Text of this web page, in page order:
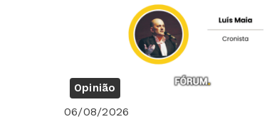
Opinião
06/08/2026